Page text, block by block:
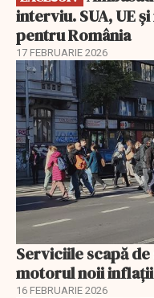
interviu. SUA, UE
pentru România
17 FEBRUARIE 2026
Serviciile scapă
motorul noii inflații
16 FEBRUARIE 2026